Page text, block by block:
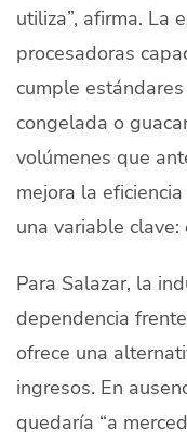
utiliza”, afirma. La
procesadoras
cumple
congelada o
volúmenes que
mejora la
una variable
Para Salazar, la
dependencia
ofrece una
ingresos. En
quedaría “a